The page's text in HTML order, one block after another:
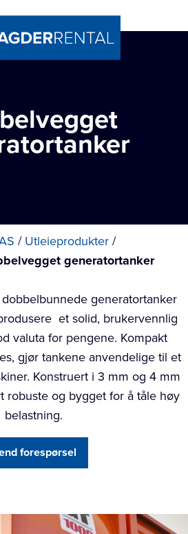
/ Utleieprodukter /
generatortanker
generatortanker
et solid, brukervennlig
valuta for pengene. Kompakt
gjør tankene anvendelige til et
Konstruert i 3 mm og 4 mm
robuste og bygget for å tåle høy
belastning.
forespørsel